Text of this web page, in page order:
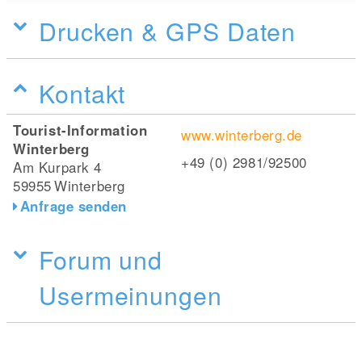
Drucken & GPS Daten
Kontakt
Tourist-Information
Winterberg
Am Kurpark 4
59955Winterberg
Anfrage senden
www.winterberg.de
+49 (0) 2981/92500
Forum und
Usermeinungen